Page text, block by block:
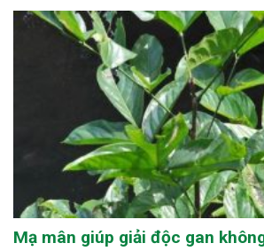
Mạ mân giúp giải độc gan